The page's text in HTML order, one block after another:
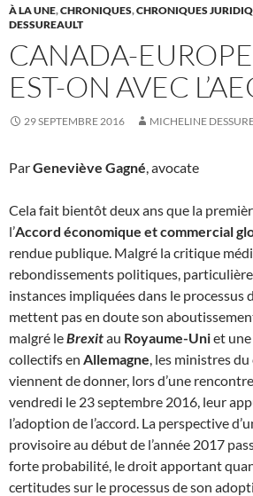
À LA UNE,CHRONIQUES,CHRONIQUES
DESSUREAULT
CANADA-
EST-ON AVEC
29 SEPTEMBRE 2016 MICHELINE
ParGeneviève Gagné, avocate
Cela fait bientôt deux ans que la
l’Accord économique et commercial
rendue publique. Malgré la critique
rebondissements politiques,
instances impliquées dans le processus
mettent pas en doute son
malgré leBrexitau Royaume-Uniet
collectifs en Allemagne, les ministres
viennent de donner, lors d’une
vendredi le 23 septembre 2016, leur
l’adoption de l’accord. La perspective
provisoire au début de l’année 2017
forte probabilité, le droit apportant
certitudes sur le processus de son